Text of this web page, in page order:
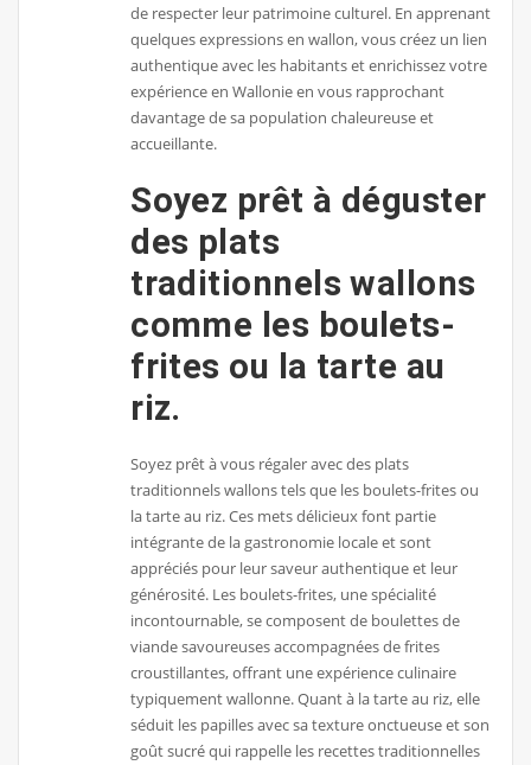
de respecter leur patrimoine culturel. En apprenant
quelques expressions en wallon, vous créez un lien
authentique avec les habitants et enrichissez votre
expérience en Wallonie en vous rapprochant
davantage de sa population chaleureuse et
accueillante.
Soyez prêt à déguster
des plats
traditionnels wallons
comme les boulets-
frites ou la tarte au
riz.
Soyez prêt à vous régaler avec des plats
traditionnels wallons tels que les boulets-frites ou
la tarte au riz. Ces mets délicieux font partie
intégrante de la gastronomie locale et sont
appréciés pour leur saveur authentique et leur
générosité. Les boulets-frites, une spécialité
incontournable, se composent de boulettes de
viande savoureuses accompagnées de frites
croustillantes, offrant une expérience culinaire
typiquement wallonne. Quant à la tarte au riz, elle
séduit les papilles avec sa texture onctueuse et son
goût sucré qui rappelle les recettes traditionnelles